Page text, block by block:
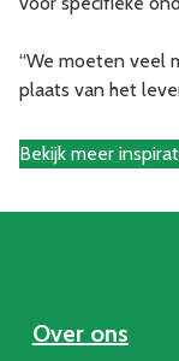
“We moeten veel
plaats van het
Bekijk meer
Over ons